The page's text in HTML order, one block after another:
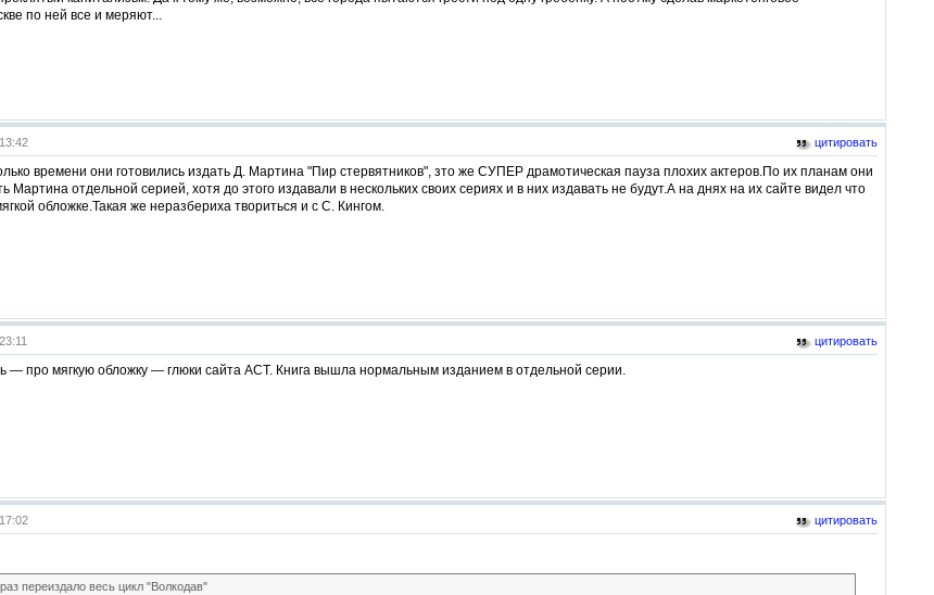
по ней все и меряют...
цитировать
времени они готовились издать Д. Мартина "Пир стервятников", зто же СУПЕР драмотическая пауза плохих актеров.По их планам они
Мартина отдельной серией, хотя до этого издавали в нескольких своих сериях и в них издавать не будут.А на днях на их сайте видел что
обложке.Такая же неразбериха твориться и с С. Кингом.
цитировать
— про мягкую обложку — глюки сайта АСТ. Книга вышла нормальным изданием в отдельной серии.
цитировать
переиздало весь цикл "Волкодав"